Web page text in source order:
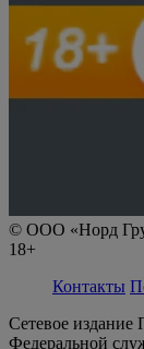
© ООО «Норд
18+
Контакты
Сетевое издание
Федеральной